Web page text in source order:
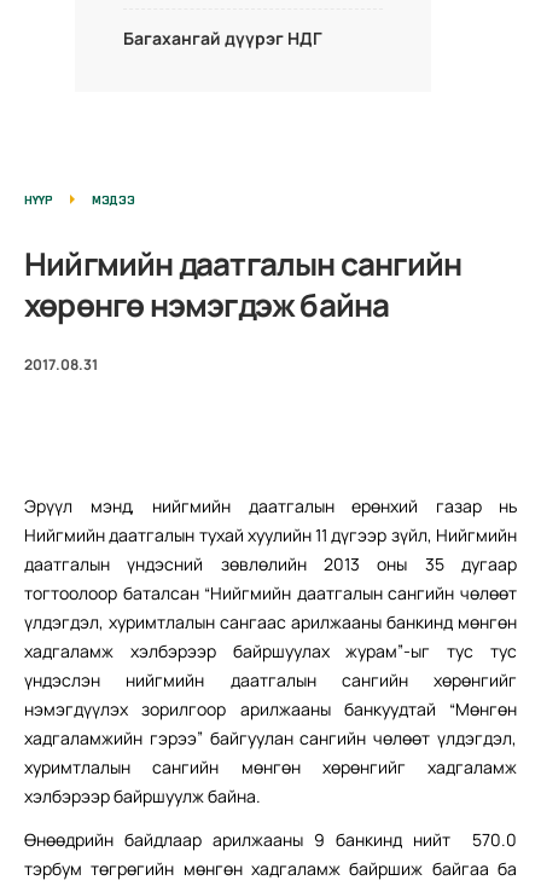
Багахангай дүүрэг НДГ
НҮҮР МЭДЭЭ
Нийгмийн даатгалын сангийн
хөрөнгө нэмэгдэж байна
2017.08.31
Эрүүл мэнд, нийгмийн даатгалын ерөнхий газар нь
Нийгмийн даатгалын тухай хуулийн 11 дүгээр зүйл, Нийгмийн
даатгалын үндэсний зөвлөлийн 2013 оны 35 дугаар
тогтоолоор баталсан “Нийгмийн даатгалын сангийн чөлөөт
үлдэгдэл, хуримтлалын сангаас арилжааны банкинд мөнгөн
хадгаламж хэлбэрээр байршуулах журам”-ыг тус тус
үндэслэн нийгмийн даатгалын сангийн хөрөнгийг
нэмэгдүүлэх зорилгоор арилжааны банкуудтай “Мөнгөн
хадгаламжийн гэрээ” байгуулан сангийн чөлөөт үлдэгдэл,
хуримтлалын сангийн мөнгөн хөрөнгийг хадгаламж
хэлбэрээр байршуулж байна.
Өнөөдрийн байдлаар арилжааны 9 банкинд нийт 570.0
тэрбум төгрөгийн мөнгөн хадгаламж байршиж байгаа ба